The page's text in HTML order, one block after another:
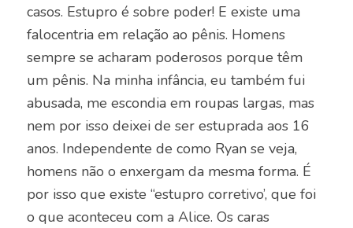
casos. Estupro é sobre poder! E existe uma
falocentria em relação ao pênis. Homens
sempre se acharam poderosos porque têm
um pênis. Na minha infância, eu também fui
abusada, me escondia em roupas largas, mas
nem por isso deixei de ser estuprada aos 16
anos. Independente de como Ryan se veja,
homens não o enxergam da mesma forma. É
por isso que existe “estupro corretivo’, que foi
o que aconteceu com a Alice. Os caras